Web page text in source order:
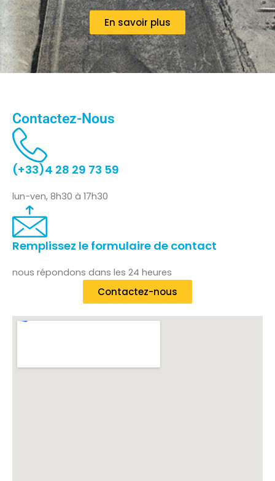
En savoir plus
Contactez-Nous
(+33)4 28 29 73 59
lun-ven, 8h30 à 17h30
Remplissez le formulaire de contact
nous répondons dans les 24 heures
Contactez-nous